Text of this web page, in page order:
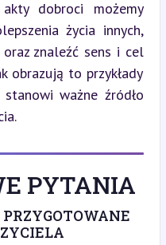
dobroci możemy
życia innych,
oraz znaleźć sens i cel
obrazują to przykłady
ważne źródło
PYTANIA